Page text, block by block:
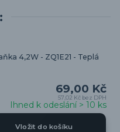
4,2W - ZQ1E21 - Teplá
69,00 Kč
57,02 Kč bez DPH
Ihned k odeslání > 10 ks
Vložit do košíku